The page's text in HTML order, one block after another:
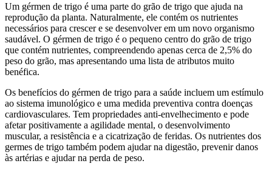
Um gérmen de trigo é uma parte do grão de trigo que ajuda na
reprodução da planta. Naturalmente, ele contém os nutrientes
necessários para crescer e se desenvolver em um novo organismo
saudável. O gérmen de trigo é o pequeno centro do grão de trigo
que contém nutrientes, compreendendo apenas cerca de 2,5% do
peso do grão, mas apresentando uma lista de atributos muito
benéfica.
Os benefícios do gérmen de trigo para a saúde incluem um estímulo
ao sistema imunológico e uma medida preventiva contra doenças
cardiovasculares. Tem propriedades anti-envelhecimento e pode
afetar positivamente a agilidade mental, o desenvolvimento
muscular, a resistência e a cicatrização de feridas. Os nutrientes dos
germes de trigo também podem ajudar na digestão, prevenir danos
às artérias e ajudar na perda de peso.